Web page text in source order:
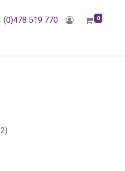
(0)478 519 770 0